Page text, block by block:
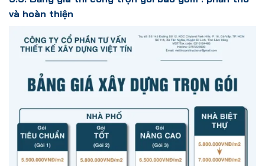
và hoàn thiện